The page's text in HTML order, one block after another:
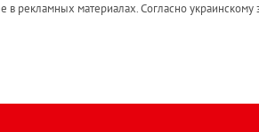
материалах. Согласно украинскому